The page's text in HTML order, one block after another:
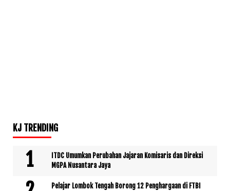
KJ TRENDING
ITDC Umumkan Perubahan Jajaran Komisaris dan Direksi
MGPA Nusantara Jaya
Pelajar Lombok Tengah Borong 12 Penghargaan di FTBI